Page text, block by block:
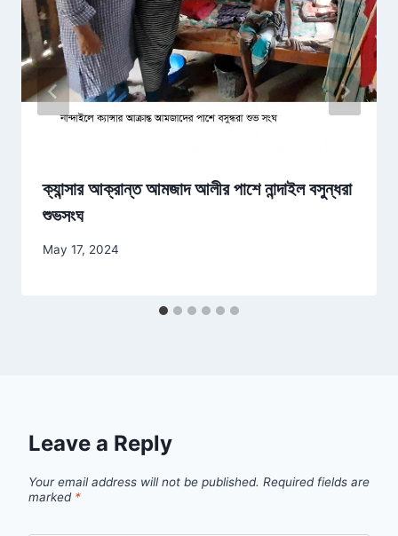
ক্যান্সার আক্রান্ত আমজাদ আলীর পাশে নান্দাইল বসুন্ধরা
শুভসংঘ
May 17, 2024
Leave a Reply
Your email address will not be published. Required fields are
marked *